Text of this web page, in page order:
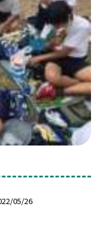
05/26